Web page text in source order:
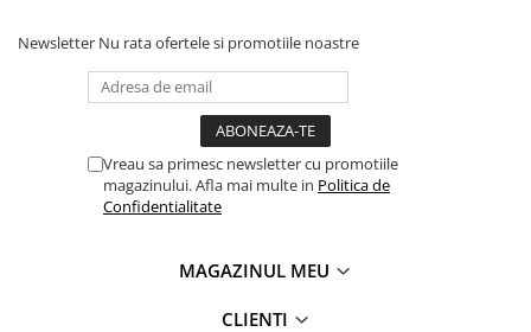
Newsletter Nu rata ofertele si promotiile noastre
Vreau sa primesc newsletter cu promotiile
magazinului. Afla mai multe in Politica de
Confidentialitate
MAGAZINUL MEU
CLIENTI